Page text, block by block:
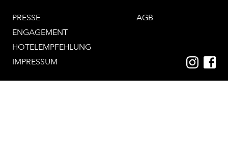
PRESSE
ENGAGEMENT
HOTELEMPFEHLUNG
IMPRESSUM
AGB